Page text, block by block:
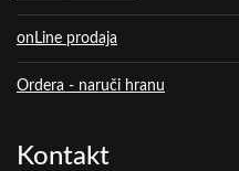
onLine prodaja
Ordera - naruči hranu
Kontakt